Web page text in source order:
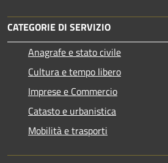
CATEGORIE DI SERVIZIO
Anagrafe e stato civile
Cultura e tempo libero
Imprese e Commercio
Catasto e urbanistica
Mobilità e trasporti